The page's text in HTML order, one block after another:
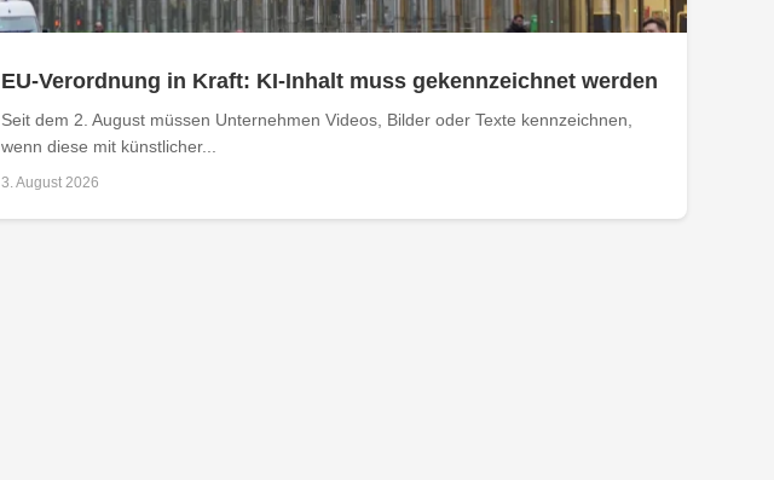
EU-Verordnung in Kraft: KI-Inhalt muss gekennzeichnet werden
Seit dem 2. August müssen Unternehmen Videos, Bilder oder Texte kennzeichnen,
wenn diese mit künstlicher...
3. August 2026